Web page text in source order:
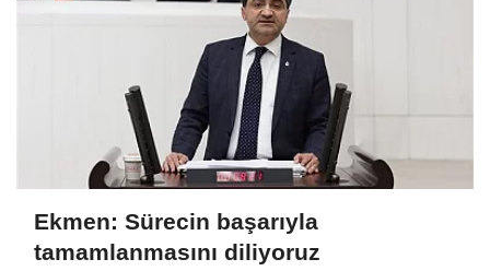
Ekmen: Sürecin başarıyla
tamamlanmasını diliyoruz